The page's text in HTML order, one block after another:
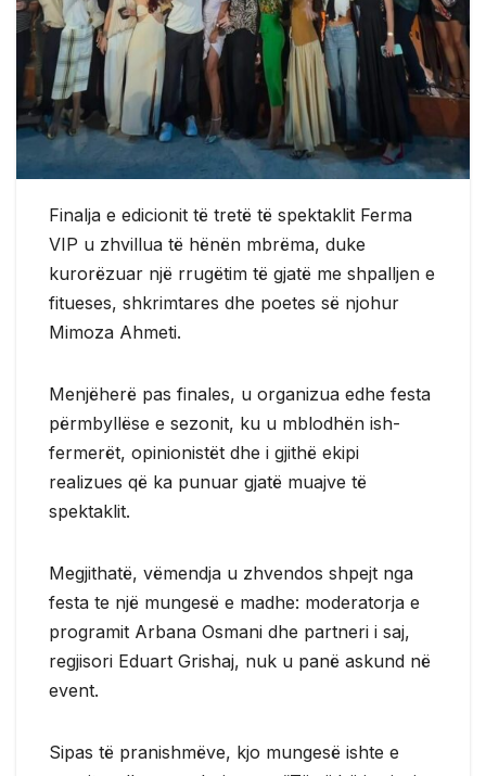
Finalja e edicionit të tretë të spektaklit Ferma
VIP u zhvillua të hënën mbrëma, duke
kurorëzuar një rrugëtim të gjatë me shpalljen e
fitueses, shkrimtares dhe poetes së njohur
Mimoza Ahmeti.
Menjëherë pas finales, u organizua edhe festa
përmbyllëse e sezonit, ku u mblodhën ish-
fermerët, opinionistët dhe i gjithë ekipi
realizues që ka punuar gjatë muajve të
spektaklit.
Megjithatë, vëmendja u zhvendos shpejt nga
festa te një mungesë e madhe: moderatorja e
programit Arbana Osmani dhe partneri i saj,
regjisori Eduart Grishaj, nuk u panë askund në
event.
Sipas të pranishmëve, kjo mungesë ishte e